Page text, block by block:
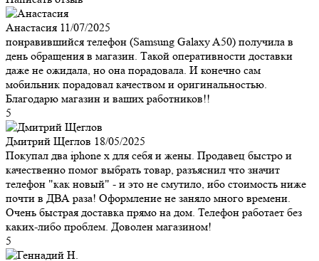
Анастасия 11/07/2025
понравившийся телефон (Samsung Galaxy A50) получила в
день обращения в магазин. Такой оперативности доставки
даже не ожидала, но она порадовала. И конечно сам
мобильник порадовал качеством и оригинальностью.
Благодарю магазин и ваших работников!!
5
Дмитрий Щеглов 18/05/2025
Покупал два iphone x для себя и жены. Продавец быстро и
качественно помог выбрать товар, разъяснил что значит
телефон "как новый" - и это не смутило, ибо стоимость ниже
почти в ДВА раза! Оформление не заняло много времени.
Очень быстрая доставка прямо на дом. Телефон работает без
каких-либо проблем. Доволен магазином!
5